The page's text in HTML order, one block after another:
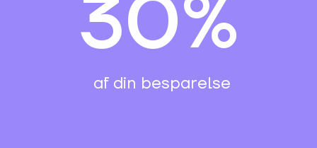
30%
af din besparelse